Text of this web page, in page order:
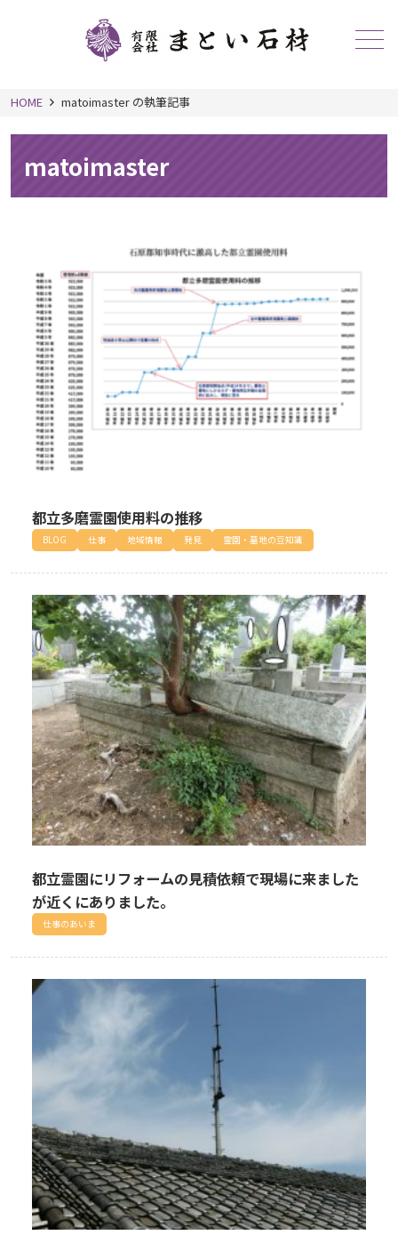
メニュー
HOME matoimaster の執筆記事
matoimaster
都立多磨霊園使用料の推移
BLOG 仕事 地域情報 発見 霊園・墓地の豆知識
都立霊園にリフォームの見積依頼で現場に来ました
が近くにありました。
仕事のあいま